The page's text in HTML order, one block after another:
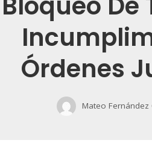
Órdenes
Mateo Fernández